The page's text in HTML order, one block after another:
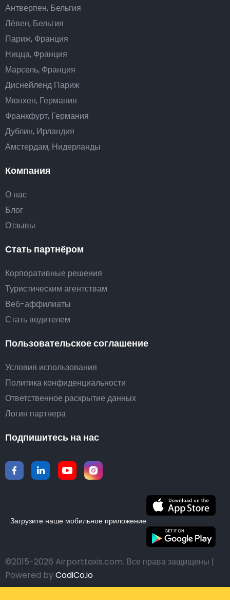
Компания
О нас
Блог
Отзывы
Стать партнёром
Корпоративные решения
Туристическим агентствам
Веб-аффилиаты
Стать водителем
Пользовательское соглашение
Условия использования
Политика конфиденциальности
Ответственное раскрытие данных
Логин партнера
Антверпен, Бельгия
Лёвен, Бельгия
Париж, Франция
Ницца, Франция
Марсель, Франция
Диснейленд Париж
Мюнхен, Германия
Франкфурт, Германия
Дублин, Ирландия
Амстердам, Нидерланды
Подпишитесь на нас
Загрузите наше мобильное приложение
©2015-2026 Airporttaxis.com. Все права защищены |
Powered byCodiCo.io